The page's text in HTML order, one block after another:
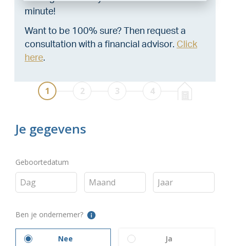
minute!
Want to be 100% sure? Then request a
consultation with a financial advisor. Click
here.